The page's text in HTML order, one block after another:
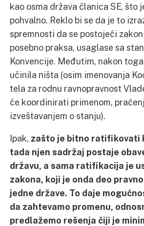
kao osma država članica SE, što
pohvalno. Reklo bi se da je to
spremnosti da se postojeći
posebno praksa, usaglase sa
Konvencije. Međutim, nakon
učinila ništa (osim imenovanja
tela za rodnu ravnopravnost
će koordinirati primenom,
izveštavanjem o stanju).
Ipak, zašto je bitno ratifikovati
tada njen sadržaj postaje
državu, a sama ratifikacija je
zakona, koji je onda deo
jedne države. To daje
da zahtevamo promenu,
predlažemo rešenja čiji je